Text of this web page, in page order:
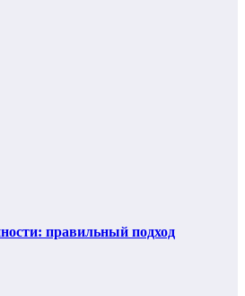
правильный подход